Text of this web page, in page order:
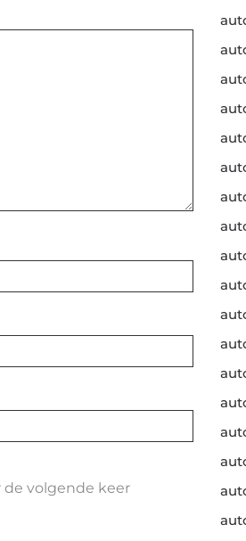
de volgende keer